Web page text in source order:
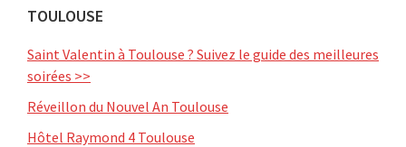
TOULOUSE
Saint Valentin à Toulouse ? Suivez le guide des meilleures
soirées >>
Réveillon du Nouvel An Toulouse
Hôtel Raymond 4 Toulouse